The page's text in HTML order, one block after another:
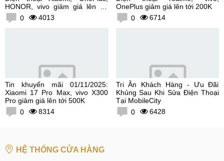
HONOR, vivo giảm giá lên tới
300K0 4013
OnePlus giảm giá lên tới 200K
0
6714
Tin khuyến mãi 01/11/2025:
Xiaomi 17 Pro Max, vivo X300
Pro giảm giá lên tới 500K
0
8314
Tri Ân Khách Hàng - Ưu Đãi
Khủng Sau Khi Sửa Điện Thoại
Tại MobileCity
0
6428
HỆ THỐNG CỬA HÀNG